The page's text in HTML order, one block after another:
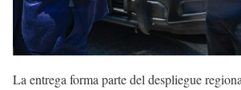
La entrega forma parte del despliegue